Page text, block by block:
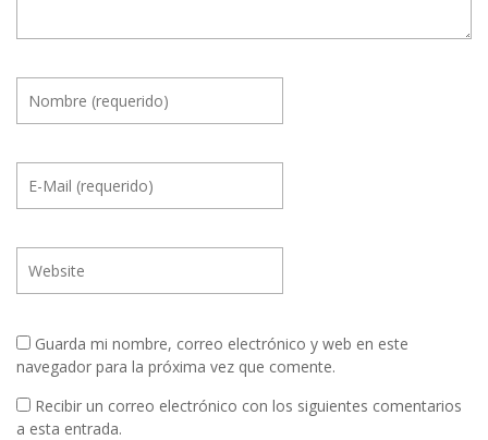
Guarda mi nombre, correo electrónico y web en este
navegador para la próxima vez que comente.
Recibir un correo electrónico con los siguientes comentarios
a esta entrada.